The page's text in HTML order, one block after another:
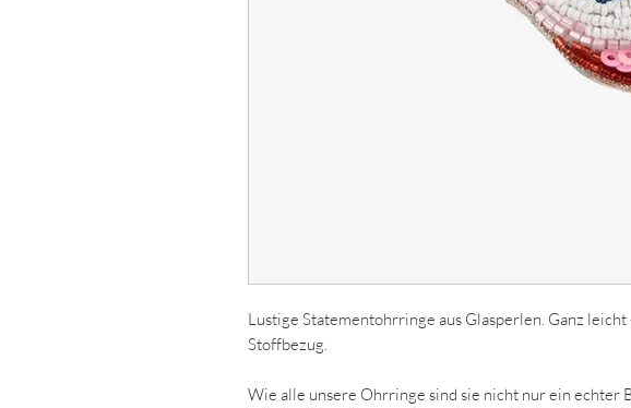
Lustige Statementohrringe aus Glasperlen. Ganz
Stoffbezug.
Wie alle unsere Ohrringe sind sie nicht nur ein echter